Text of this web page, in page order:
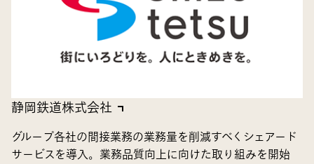
静岡鉄道株式会社
グループ各社の間接業務の業務量を削減すべくシェアード
サービスを導入。業務品質向上に向けた取り組みを開始